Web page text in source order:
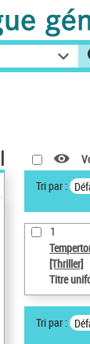
Tri par :
1
[Thriller]
Titre
Tri par :